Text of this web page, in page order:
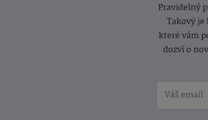
Pravidelný
Takový
které vám
dozví o